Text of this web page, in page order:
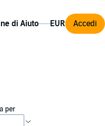
di Aiuto Accedi
per